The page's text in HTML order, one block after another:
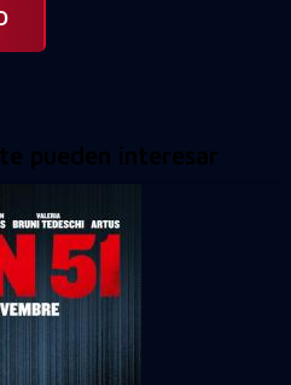
pueden interesar